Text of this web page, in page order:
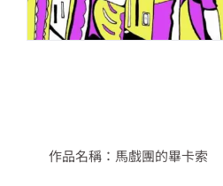
作品名稱：馬戲團的畢卡索